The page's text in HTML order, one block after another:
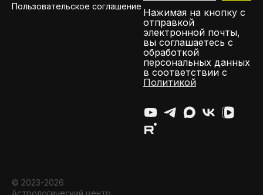
Пользовательское соглашение
Нажимая на кнопку с
отправкой
электронной почты,
вы соглашаетесь с
обработкой
персональных данных
в соответствии с
Политикой
© 2023-2026
Астрологический центр